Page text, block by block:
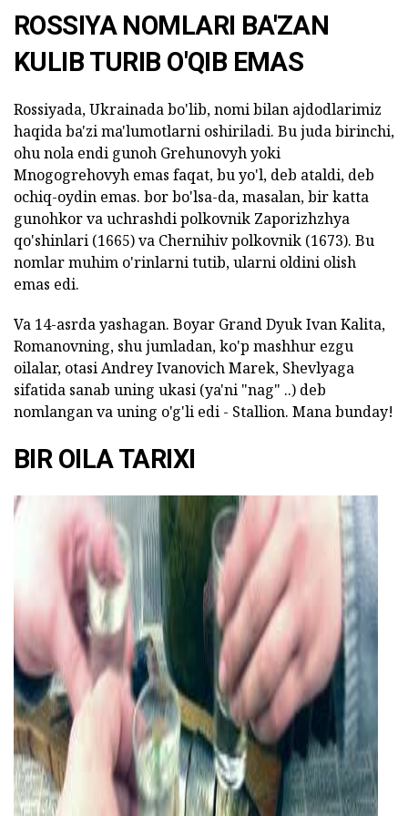
ROSSIYA NOMLARI BA'ZAN
KULIB TURIB O'QIB EMAS
Rossiyada, Ukrainada bo'lib, nomi bilan ajdodlarimiz
haqida ba'zi ma'lumotlarni oshiriladi. Bu juda birinchi,
ohu nola endi gunoh Grehunovyh yoki
Mnogogrehovyh emas faqat, bu yo'l, deb ataldi, deb
ochiq-oydin emas. bor bo'lsa-da, masalan, bir katta
gunohkor va uchrashdi polkovnik Zaporizhzhya
qo'shinlari (1665) va Chernihiv polkovnik (1673). Bu
nomlar muhim o'rinlarni tutib, ularni oldini olish
emas edi.
Va 14-asrda yashagan. Boyar Grand Dyuk Ivan Kalita,
Romanovning, shu jumladan, ko'p mashhur ezgu
oilalar, otasi Andrey Ivanovich Marek, Shevlyaga
sifatida sanab uning ukasi (ya'ni "nag" ..) deb
nomlangan va uning o'g'li edi - Stallion. Mana bunday!
BIR OILA TARIXI